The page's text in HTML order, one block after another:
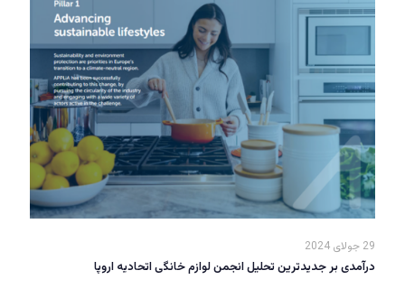
29 جولای 2024
درآمدی بر جدیدترین تحلیل انجمن لوازم خانگی اتحادیه اروپا